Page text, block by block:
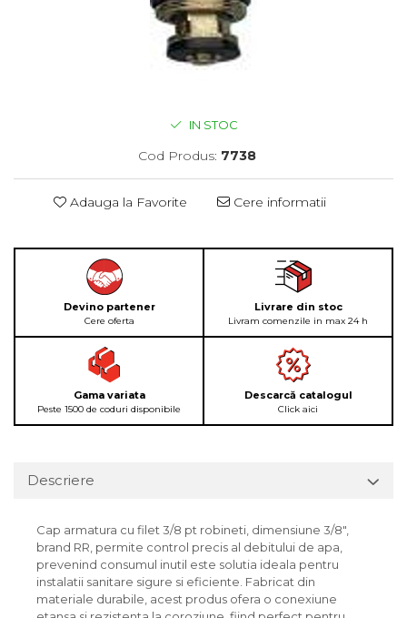
IN STOC
Cod Produs: 7738
Adauga la Favorite Cere informatii
Devino partener
Cere oferta
Livrare din stoc
Livram comenzile in max 24 h
Gama variata
Peste 1500 de coduri disponibile
Descarcă catalogul
Click aici
Descriere
Cap armatura cu filet 3/8 pt robineti, dimensiune 3/8",
brand RR, permite control precis al debitului de apa,
prevenind consumul inutil este solutia ideala pentru
instalatii sanitare sigure si eficiente. Fabricat din
materiale durabile, acest produs ofera o conexiune